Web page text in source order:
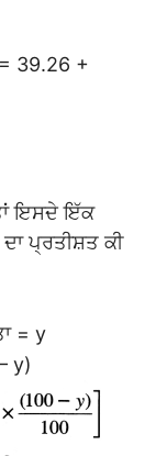
39.26 +
ਇਸਦੇ ਇੱਕ
ਦਾ ਪ੍ਰਤੀਸ਼ਤ ਕੀ
= y
y)